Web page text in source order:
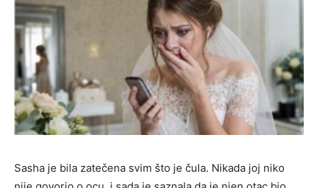
Sasha je bila zatečena svim što je čula. Nikada joj niko